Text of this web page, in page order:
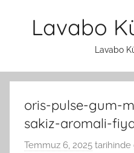
Lavabo
Lavabo
oris-pulse-gum-
sakiz-aromali-
Temmuz 6, 2025 tarihinde